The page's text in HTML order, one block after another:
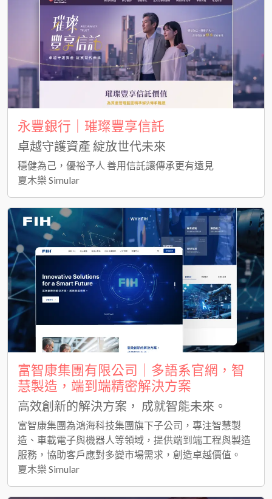
永豐銀行｜璀璨豐享信託
卓越守護資產 綻放世代未來
穩健為己，優裕予人 善用信託讓傳承更有遠見
夏木樂 Simular
富智康集團有限公司｜多語系官網，智
慧製造，端到端精密解決方案
高效創新的解決方案， 成就智能未來。
富智康集團為鴻海科技集團旗下子公司，專注智慧製
造、車載電子與機器人等領域，提供端到端工程與製造
服務，協助客戶應對多變市場需求，創造卓越價值。
夏木樂 Simular